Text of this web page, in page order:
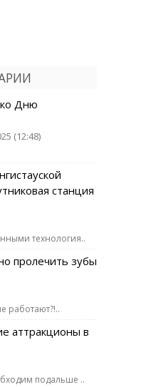
ко Дню
(12:48)
станция
технология..
пролечить зубы
работают?!..
аттракционы в
подальше ..